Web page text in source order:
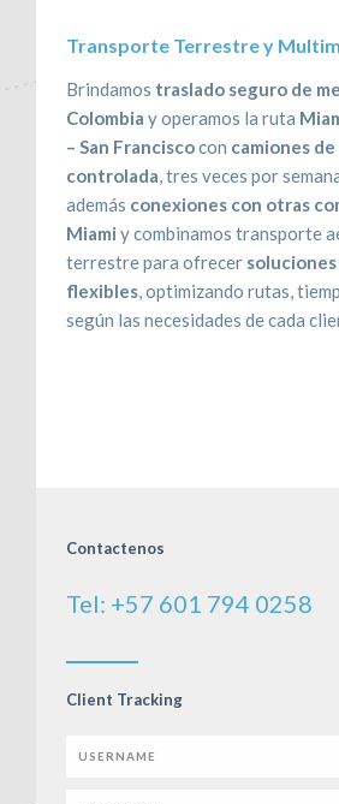
Transporte Terrestre y
Brindamos traslado seguro de
Colombia y operamos la ruta
– San Franciscocon camiones
controlada, tres veces por
además conexiones con otras
Miami y combinamos transporte
terrestre para ofrecer
flexibles, optimizando rutas,
según las necesidades de cada
Contactenos
Tel: +57 601 794 0258
Client Tracking